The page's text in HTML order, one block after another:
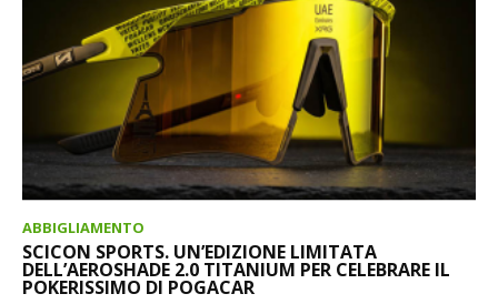
ABBIGLIAMENTO
SCICON SPORTS. UN’EDIZIONE LIMITATA
DELL’AEROSHADE 2.0 TITANIUM PER CELEBRARE IL
POKERISSIMO DI POGACAR